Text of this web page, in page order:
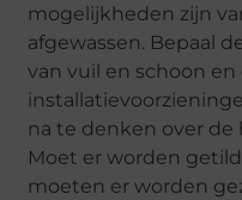
mogelijkheden zijn
afgewassen. Bepaal
van vuil en schoon
na te denken over de
Moet er worden
moeten er worden